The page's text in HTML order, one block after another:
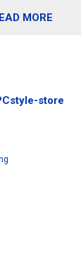
ていない
コンドロ
れる量
に半分に
「コン
。そし
分は、
ヌルヌル
MORE
store